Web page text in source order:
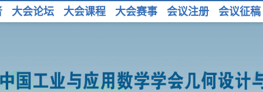
大会论坛 大会课程 大会赛事 会议注册 会议征稿